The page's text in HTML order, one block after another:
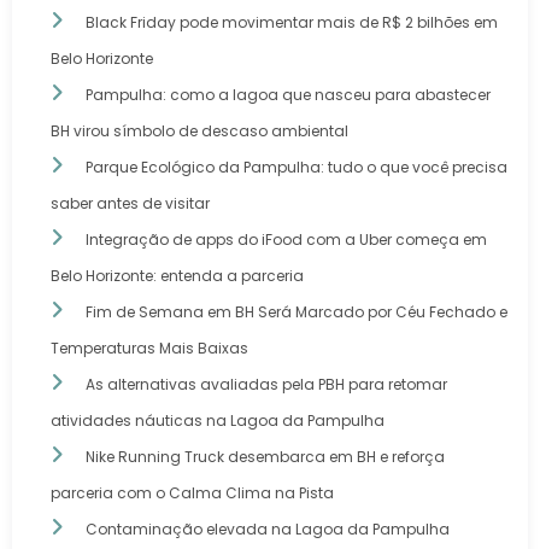
Black Friday pode movimentar mais de R$ 2 bilhões em
Belo Horizonte
Pampulha: como a lagoa que nasceu para abastecer
BH virou símbolo de descaso ambiental
Parque Ecológico da Pampulha: tudo o que você precisa
saber antes de visitar
Integração de apps do iFood com a Uber começa em
Belo Horizonte: entenda a parceria
Fim de Semana em BH Será Marcado por Céu Fechado e
Temperaturas Mais Baixas
As alternativas avaliadas pela PBH para retomar
atividades náuticas na Lagoa da Pampulha
Nike Running Truck desembarca em BH e reforça
parceria com o Calma Clima na Pista
Contaminação elevada na Lagoa da Pampulha